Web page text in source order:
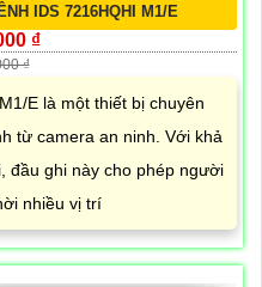
IDS 7216HQHI M1/E
₫
₫
E là một thiết bị chuyên
từ camera an ninh. Với khả
đầu ghi này cho phép người
nhiều vị trí